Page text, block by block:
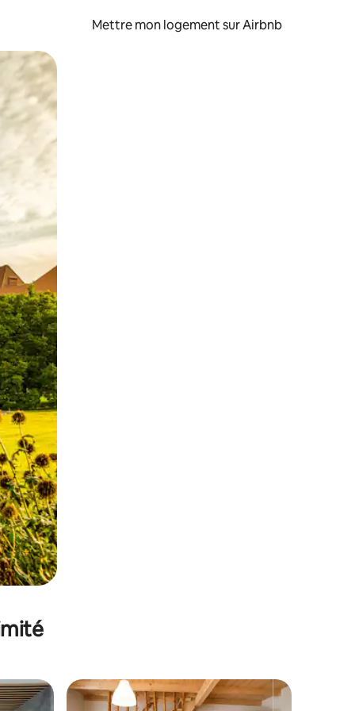
Mettre mon logement sur Airbnb
glisser.